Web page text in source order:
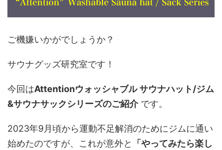
ご機嫌いかがでしょうか？
サウナグッズ研究室です！
今回はAttentionウォッシャブル サウナハット/ジム
&サウナサックシリーズのご紹介です。
2023年9月頃から運動不足解消のためにジムに通い
始めたのですが、これが意外と
「やってみたら楽し